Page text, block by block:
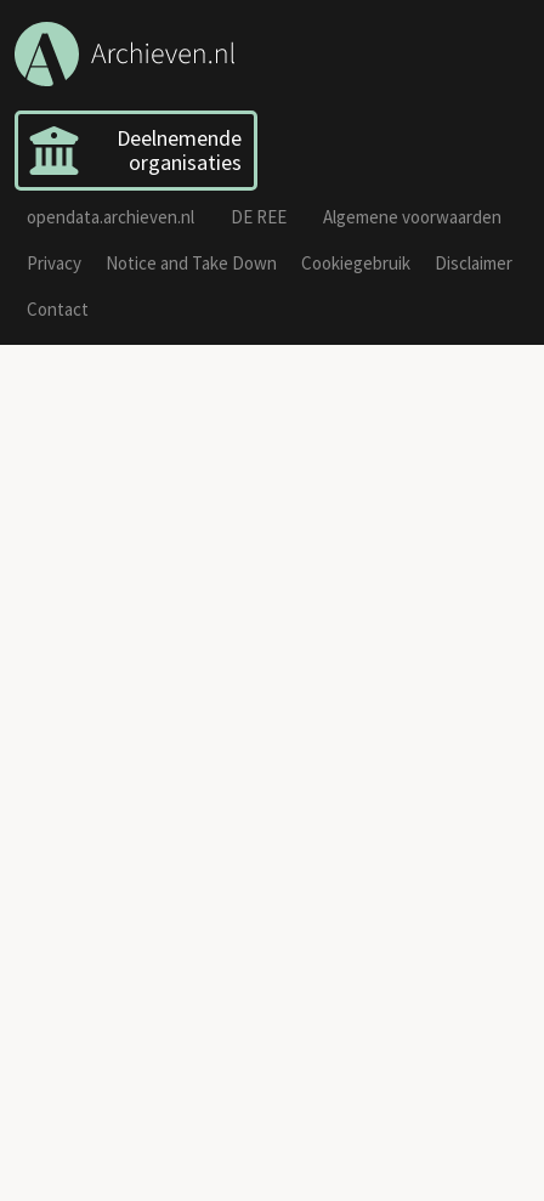
Deelnemende
organisaties
opendata.archieven.nl DE REE
Algemene voorwaarden
Privacy
Notice and Take Down Cookiegebruik
Disclaimer
Contact